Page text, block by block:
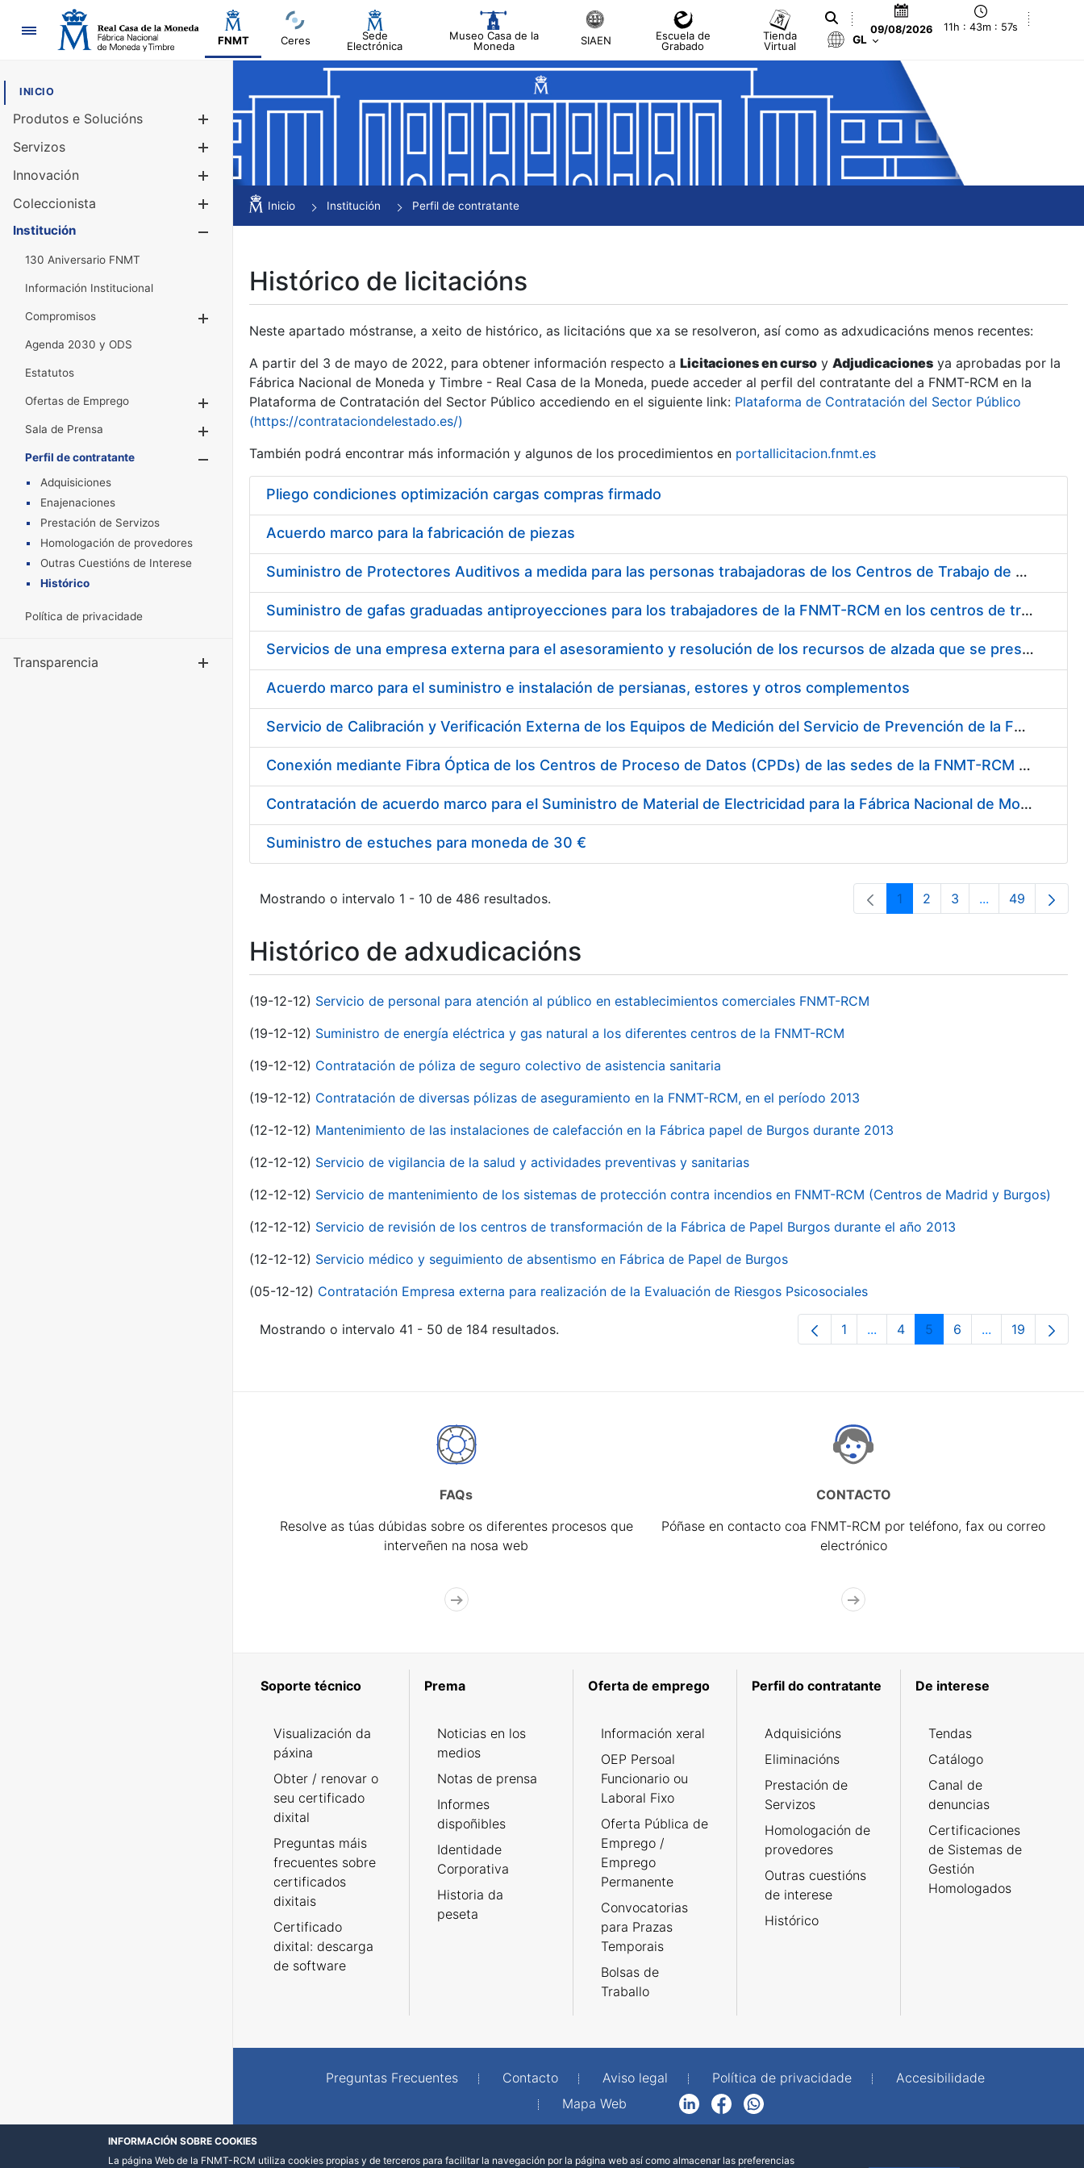
Navegación
FNMT Ceres
Sede
Electrónica
Museo Casa de la
Moneda
SIAEN
Escuela de
Grabado
Tienda
Virtual
09/08/2026 11h : 43m : 57s
GL
INICIO
Produtos e Solucións
Mostrar/Ocultar
Servizos
Innovación
Coleccionista
Mostrar/Ocultar
Institución
130 Aniversario FNMT
Información Institucional
Compromisos
Agenda 2030 y ODS
Estatutos
Ofertas de Emprego
Mostrar/Ocultar
Sala de Prensa
Mostrar/Ocultar
Perfil de contratante
Mostrar/Ocultar
Adquisiciones
Enajenaciones
Prestación de Servizos
Homologación de provedores
Outras Cuestións de Interese
Histórico
Política de privacidade
Transparencia
Inicio Institución Perfil de contratante
Histórico de licitacións
Neste apartado móstranse, a xeito de histórico, as licitacións que xa se resolveron, así como as adxudicacións menos recentes:
A partir del 3 de mayo de 2022, para obtener información respecto a Licitaciones en curso y Adjudicaciones ya aprobadas por la
Fábrica Nacional de Moneda y Timbre - Real Casa de la Moneda, puede acceder al perfil del contratante del a FNMT-RCM en la
Plataforma de Contratación del Sector Público accediendo en el siguiente link: Plataforma de Contratación del Sector Público
(https://contrataciondelestado.es/)
También podrá encontrar más información y algunos de los procedimientos en portallicitacion.fnmt.es
Pliego condiciones optimización cargas compras firmado
Acuerdo marco para la fabricación de piezas
Suministro de Protectores Auditivos a medida para las personas trabajadoras de los Centros de Trabajo de Madrid y Burgos
Suministro de gafas graduadas antiproyecciones para los trabajadores de la FNMT-RCM en los centros de trabajo de Madrid y Burgos
Servicios de una empresa externa para el asesoramiento y resolución de los recursos de alzada que se presentan relacionados con procesos de selección para la FNMT-RCM
Acuerdo marco para el suministro e instalación de persianas, estores y otros complementos
Servicio de Calibración y Verificación Externa de los Equipos de Medición del Servicio de Prevención de la FNMT-RCM
Conexión mediante Fibra Óptica de los Centros de Proceso de Datos (CPDs) de las sedes de la FNMT-RCM de Burgos y Madrid
Contratación de acuerdo marco para el Suministro de Material de Electricidad para la Fábrica Nacional de Moneda y Timbre-Real Casa de la Moneda en su centro de trabajo de Burgos
Suministro de estuches para moneda de 30 €
Mostrando o intervalo 1 - 10 de 486 resultados. Páxina
1 Páxina
2 Páxina
3 ...PáxinasPáxina
49
Histórico de adxudicacións
(19-12-12) Servicio de personal para atención al público en establecimientos comerciales FNMT-RCM
(19-12-12) Suministro de energía eléctrica y gas natural a los diferentes centros de la FNMT-RCM
(19-12-12) Contratación de póliza de seguro colectivo de asistencia sanitaria
(19-12-12) Contratación de diversas pólizas de aseguramiento en la FNMT-RCM, en el período 2013
(12-12-12) Mantenimiento de las instalaciones de calefacción en la Fábrica papel de Burgos durante 2013
(12-12-12) Servicio de vigilancia de la salud y actividades preventivas y sanitarias
(12-12-12) Servicio de mantenimiento de los sistemas de protección contra incendios en FNMT-RCM (Centros de Madrid y Burgos)
(12-12-12) Servicio de revisión de los centros de transformación de la Fábrica de Papel Burgos durante el año 2013
(12-12-12) Servicio médico y seguimiento de absentismo en Fábrica de Papel de Burgos
(05-12-12) Contratación Empresa externa para realización de la Evaluación de Riesgos Psicosociales
Mostrando o intervalo 41 - 50 de 184 resultados. Páxina
1 ...Páxinas intermedias Use pestaña
Páxina
4 Páxina
5 Páxina
6 ...PáxinasPáxina
19
FAQs
Resolve as túas dúbidas sobre os diferentes procesos que
interveñen na nosa web
CONTACTO
Póñase en contacto coa FNMT-RCM por teléfono, fax ou correo
electrónico
Soporte técnico
Visualización da
páxina
Obter / renovar o
seu certificado
dixital
Preguntas máis
frecuentes sobre
certificados
dixitais
Certificado
dixital: descarga
de software
Prema
Noticias en los
medios
Notas de prensa
Informes
dispoñibles
Identidade
Corporativa
Historia da
peseta
Oferta de emprego
Información xeral
OEP Persoal
Funcionario ou
Laboral Fixo
Oferta Pública de
Emprego /
Emprego
Permanente
Convocatorias
para Prazas
Temporais
Bolsas de
Traballo
Perfil do contratante
Adquisicións
Eliminacións
Prestación de
Servizos
Homologación de
provedores
Outras cuestións
de interese
Histórico
De interese
Tendas
Catálogo
Canal de
denuncias
Certificaciones
de Sistemas de
Gestión
Homologados
Preguntas Frecuentes Contacto Aviso legal Política de privacidade
Accesibilidade
Mapa Web
LinkedInFacebookWhatsApp
INFORMACIÓN SOBRE COOKIES
La página Web de la FNMT-RCM utiliza cookies propias y de terceros para facilitar la navegación por la página web así como almacenar las preferencias